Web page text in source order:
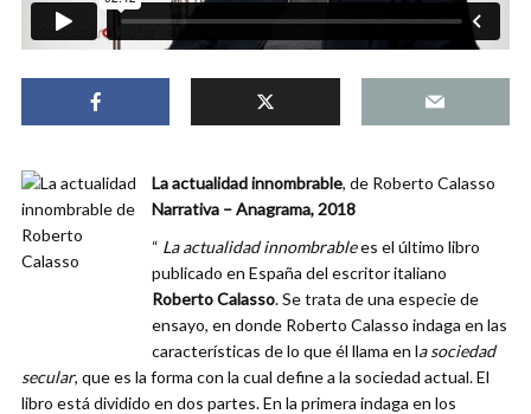
La actualidad innombrable, de Roberto Calasso
Narrativa – Anagrama, 2018
“ La actualidad innombrablees el último libro
publicado en España del escritor italiano
Roberto Calasso. Se trata de una especie de
ensayo, en donde Roberto Calasso indaga en las
características de lo que él llama en la sociedad
secular, que es la forma con la cual define a la sociedad actual. El
libro está dividido en dos partes. En la primera indaga en los